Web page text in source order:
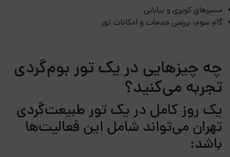
مسیرهای کویری و بیابانی
گام سوم: بررسی خدمات و امکانات تور
چه چیزهایی در یک تور بوم‌گردی
تجربه می‌کنید؟
یک روز کامل در یک تور طبیعت‌گردی
تهران می‌تواند شامل این فعالیت‌ها
باشد: